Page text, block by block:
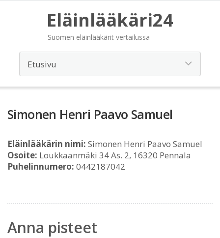
Eläinlääkäri24
Suomen eläinlääkärit vertailussa
Simonen Henri Paavo Samuel
Eläinlääkärin nimi: Simonen Henri Paavo Samuel
Osoite: Loukkaanmäki 34 As. 2, 16320 Pennala
Puhelinnumero: 0442187042
Anna pisteet